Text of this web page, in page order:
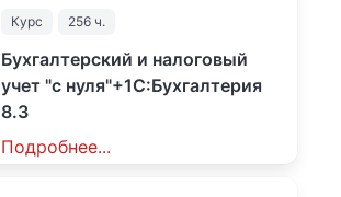
Курс 256 ч.
Бухгалтерский и налоговый
учет "с нуля"+1С:Бухгалтерия
8.3
Подробнее...